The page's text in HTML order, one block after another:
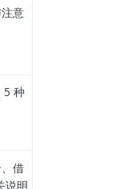
意
5 种
借
说明